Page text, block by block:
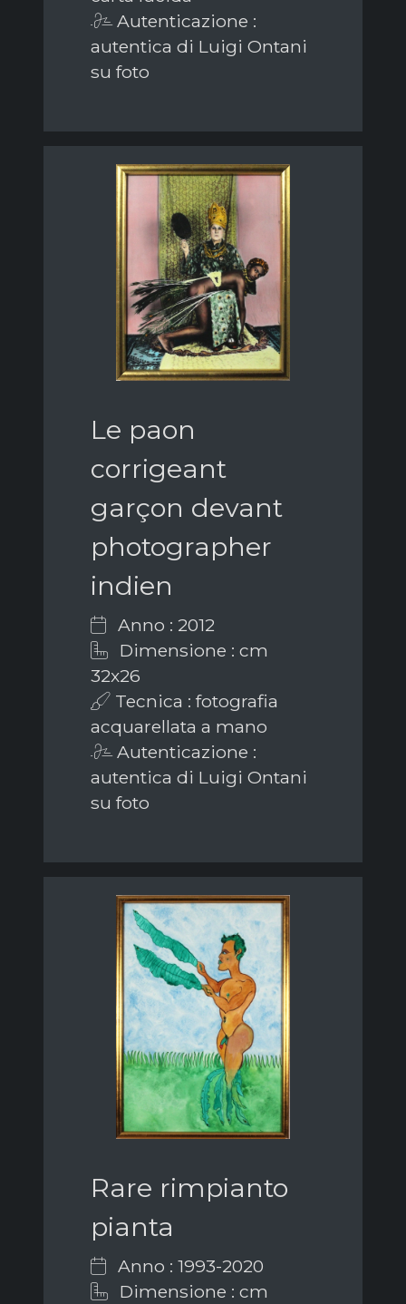
Autenticazione :
autentica di Luigi Ontani
su foto
Le paon
corrigeant
garçon devant
photographer
indien
Anno : 2012
Dimensione : cm
32x26
Tecnica : fotografia
acquarellata a mano
Autenticazione :
autentica di Luigi Ontani
su foto
Rare rimpianto
pianta
Anno : 1993-2020
Dimensione : cm